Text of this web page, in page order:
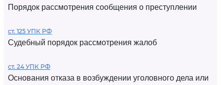
Порядок рассмотрения сообщения о преступлении
ст. 125 УПК РФ
Судебный порядок рассмотрения жалоб
ст. 24 УПК РФ
Основания отказа в возбуждении уголовного дела или